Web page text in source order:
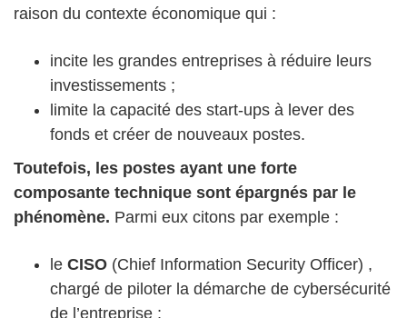
raison du contexte économique qui :
incite les grandes entreprises à réduire leurs
investissements ;
limite la capacité des start-ups à lever des
fonds et créer de nouveaux postes.
Toutefois, les postes ayant une forte
composante technique sont épargnés par le
phénomène. Parmi eux citons par exemple :
le CISO (Chief Information Security Officer) ,
chargé de piloter la démarche de cybersécurité
de l’entreprise ;